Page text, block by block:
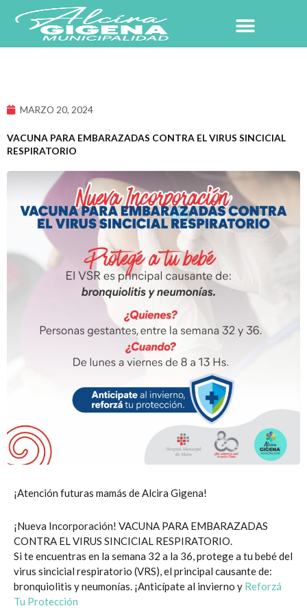
contenido
MARZO 20, 2024
VACUNA PARA EMBARAZADAS CONTRA EL VIRUS SINCICIAL
RESPIRATORIO
¡Atención futuras mamás de Alcira Gigena!
¡Nueva Incorporación! VACUNA PARA EMBARAZADAS
CONTRA EL VIRUS SINCICIAL RESPIRATORIO.
Si te encuentras en la semana 32 a la 36, protege a tu bebé del
virus sincicial respiratorio (VRS), el principal causante de:
bronquiolitis y neumonías. ¡Anticípate al invierno y Reforzá
Tu Protección